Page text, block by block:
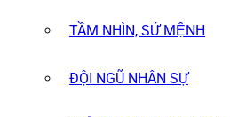
TẦM NHÌN, SỨ MỆNH
ĐỘI NGŨ NHÂN SỰ